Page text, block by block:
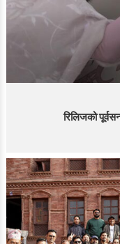
रिलिजको